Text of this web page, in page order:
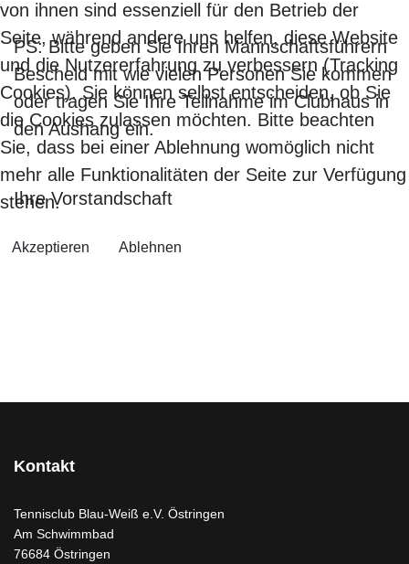
PS: Bitte geben Sie Ihren Mannschaftsführern
Bescheid mit wie vielen Personen Sie kommen
oder tragen Sie Ihre Teilnahme im Clubhaus in
den Aushang ein.
Ihre Vorstandschaft
Kontakt
Tennisclub Blau-Weiß e.V. Östringen
Am Schwimmbad
76684 Östringen
von ihnen sind essenziell für den Betrieb der
Seite, während andere uns helfen, diese Website
und die Nutzererfahrung zu verbessern (Tracking
Cookies). Sie können selbst entscheiden, ob Sie
die Cookies zulassen möchten. Bitte beachten
Sie, dass bei einer Ablehnung womöglich nicht
mehr alle Funktionalitäten der Seite zur Verfügung
stehen.
Akzeptieren Ablehnen